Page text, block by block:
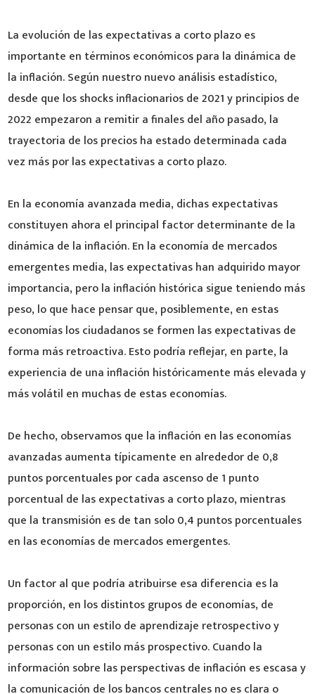
La evolución de las expectativas a corto plazo es
importante en términos económicos para la dinámica de
la inflación. Según nuestro nuevo análisis estadístico,
desde que los shocks inflacionarios de 2021 y principios de
2022 empezaron a remitir a finales del año pasado, la
trayectoria de los precios ha estado determinada cada
vez más por las expectativas a corto plazo.
En la economía avanzada media, dichas expectativas
constituyen ahora el principal factor determinante de la
dinámica de la inflación. En la economía de mercados
emergentes media, las expectativas han adquirido mayor
importancia, pero la inflación histórica sigue teniendo más
peso, lo que hace pensar que, posiblemente, en estas
economías los ciudadanos se formen las expectativas de
forma más retroactiva. Esto podría reflejar, en parte, la
experiencia de una inflación históricamente más elevada y
más volátil en muchas de estas economías.
De hecho, observamos que la inflación en las economías
avanzadas aumenta típicamente en alrededor de 0,8
puntos porcentuales por cada ascenso de 1 punto
porcentual de las expectativas a corto plazo, mientras
que la transmisión es de tan solo 0,4 puntos porcentuales
en las economías de mercados emergentes.
Un factor al que podría atribuirse esa diferencia es la
proporción, en los distintos grupos de economías, de
personas con un estilo de aprendizaje retrospectivo y
personas con un estilo más prospectivo. Cuando la
información sobre las perspectivas de inflación es escasa y
la comunicación de los bancos centrales no es clara o